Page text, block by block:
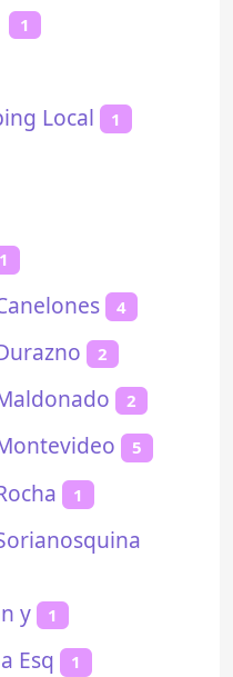
1
Local 1
1
4
2
2
5
1
y 1
Esq 1